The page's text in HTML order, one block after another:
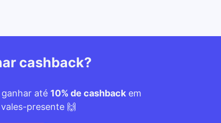
cashback?
até 10% de cashback em
presente 🙌